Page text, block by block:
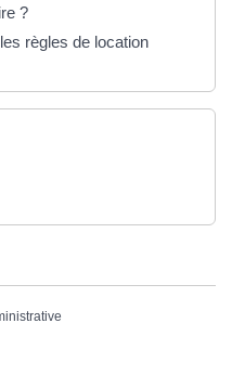
?
règles de location